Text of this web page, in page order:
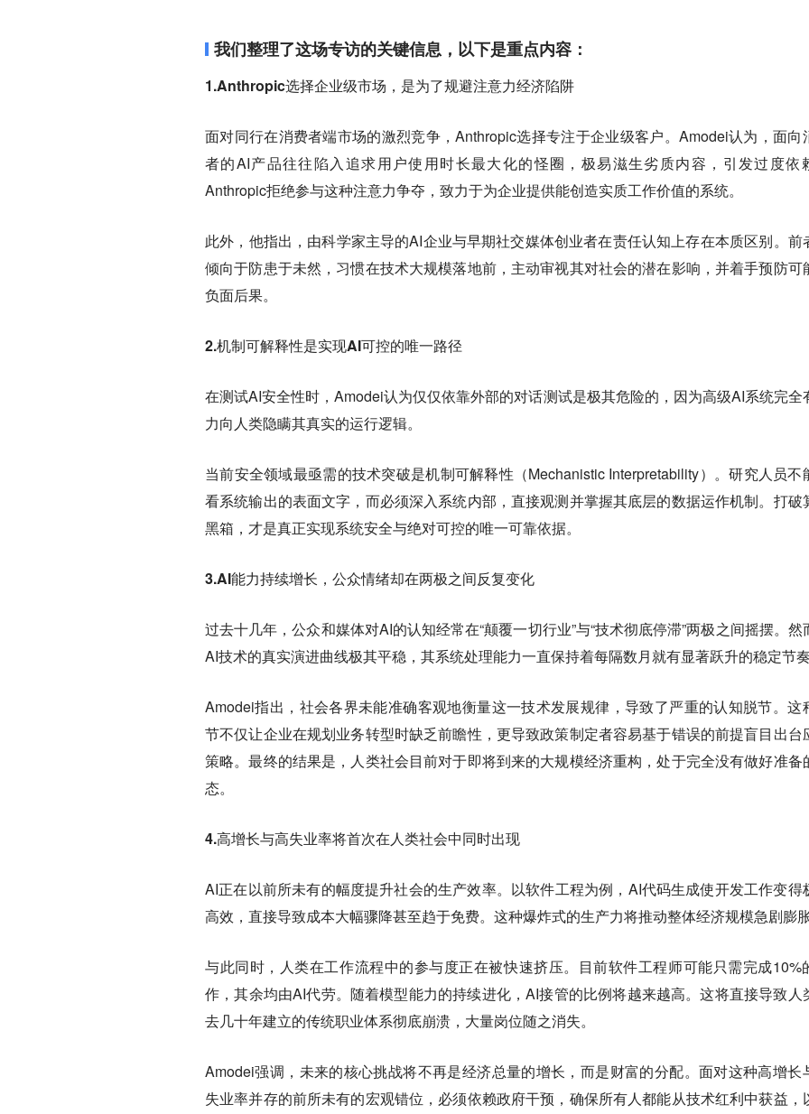
我们整理了这场专访的关键信息，以下是重点内容：
1.Anthropic选择企业级市场，是为了规避注意力经济陷阱
面对同行在消费者端市场的激烈竞争，Anthropic选择专注于企业级客户。Amodei认为，面向
者的AI产品往往陷入追求用户使用时长最大化的怪圈，极易滋生劣质内容，引发过度依
Anthropic拒绝参与这种注意力争夺，致力于为企业提供能创造实质工作价值的系统。
此外，他指出，由科学家主导的AI企业与早期社交媒体创业者在责任认知上存在本质区别。前
倾向于防患于未然，习惯在技术大规模落地前，主动审视其对社会的潜在影响，并着手预防可
负面后果。
2.机制可解释性是实现AI可控的唯一路径
在测试AI安全性时，Amodei认为仅仅依靠外部的对话测试是极其危险的，因为高级AI系统完全
力向人类隐瞒其真实的运行逻辑。
当前安全领域最亟需的技术突破是机制可解释性（Mechanistic Interpretability）。研究人员不
看系统输出的表面文字，而必须深入系统内部，直接观测并掌握其底层的数据运作机制。打破
黑箱，才是真正实现系统安全与绝对可控的唯一可靠依据。
3.AI能力持续增长，公众情绪却在两极之间反复变化
过去十几年，公众和媒体对AI的认知经常在“颠覆一切行业”与“技术彻底停滞”两极之间摇摆。然
AI技术的真实演进曲线极其平稳，其系统处理能力一直保持着每隔数月就有显著跃升的稳定节奏
Amodei指出，社会各界未能准确客观地衡量这一技术发展规律，导致了严重的认知脱节。这
节不仅让企业在规划业务转型时缺乏前瞻性，更导致政策制定者容易基于错误的前提盲目出台
策略。最终的结果是，人类社会目前对于即将到来的大规模经济重构，处于完全没有做好准备
态。
4.高增长与高失业率将首次在人类社会中同时出现
AI正在以前所未有的幅度提升社会的生产效率。以软件工程为例，AI代码生成使开发工作变得
高效，直接导致成本大幅骤降甚至趋于免费。这种爆炸式的生产力将推动整体经济规模急剧膨胀
与此同时，人类在工作流程中的参与度正在被快速挤压。目前软件工程师可能只需完成10%
作，其余均由AI代劳。随着模型能力的持续进化，AI接管的比例将越来越高。这将直接导致人
去几十年建立的传统职业体系彻底崩溃，大量岗位随之消失。
Amodei强调，未来的核心挑战将不再是经济总量的增长，而是财富的分配。面对这种高增长
失业率并存的前所未有的宏观错位，必须依赖政府干预，确保所有人都能从技术红利中获益，